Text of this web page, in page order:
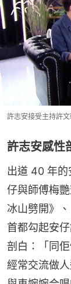
許志安接受主持許文
許志安感性
出道 40 年的
仔與師傅梅
冰山劈開》
首都勾起安
剖白：「同
經常交流做